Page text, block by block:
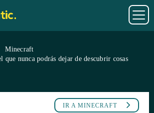
Minecraft
que nunca podrás dejar de descubrir cosas
IR A MINECRAFT